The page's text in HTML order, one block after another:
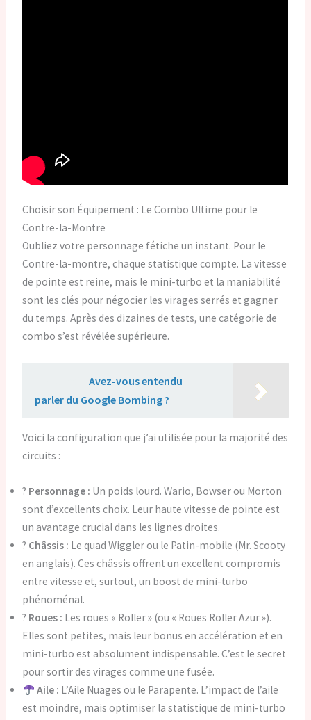
Choisir son Équipement : Le Combo Ultime pour le
Contre-la-Montre
Oubliez votre personnage fétiche un instant. Pour le
Contre-la-montre, chaque statistique compte. La vitesse
de pointe est reine, mais le mini-turbo et la maniabilité
sont les clés pour négocier les virages serrés et gagner
du temps. Après des dizaines de tests, une catégorie de
combo s’est révélée supérieure.
Avez-vous entendu
parler du Google Bombing ?
Voici la configuration que j’ai utilisée pour la majorité des
circuits :
?️ Personnage : Un poids lourd. Wario, Bowser ou Morton
sont d’excellents choix. Leur haute vitesse de pointe est
un avantage crucial dans les lignes droites.
? Châssis : Le quad Wiggler ou le Patin-mobile (Mr. Scooty
en anglais). Ces châssis offrent un excellent compromis
entre vitesse et, surtout, un boost de mini-turbo
phénoménal.
? Roues : Les roues « Roller » (ou « Roues Roller Azur »).
Elles sont petites, mais leur bonus en accélération et en
mini-turbo est absolument indispensable. C’est le secret
pour sortir des virages comme une fusée.
Aile : L’Aile Nuages ou le Parapente. L’impact de l’aile
est moindre, mais optimiser la statistique de mini-turbo